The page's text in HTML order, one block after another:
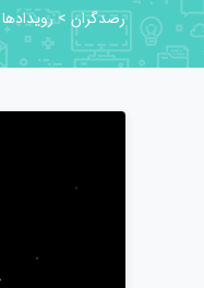
رصدگران >رویدادها